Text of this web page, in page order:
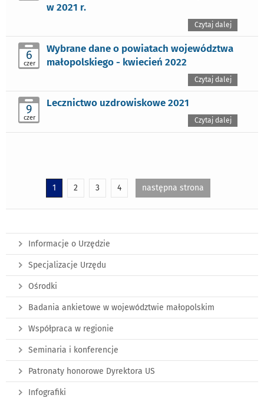
w 2021 r.
Czytaj dalej
6
czer
Wybrane dane o powiatach województwa
małopolskiego - kwiecień 2022
Czytaj dalej
9
czer
Lecznictwo uzdrowiskowe 2021
Czytaj dalej
1 2 3 4 następna strona
Informacje o Urzędzie
Specjalizacje Urzędu
Ośrodki
Badania ankietowe w województwie małopolskim
Współpraca w regionie
Seminaria i konferencje
Patronaty honorowe Dyrektora US
Infografiki